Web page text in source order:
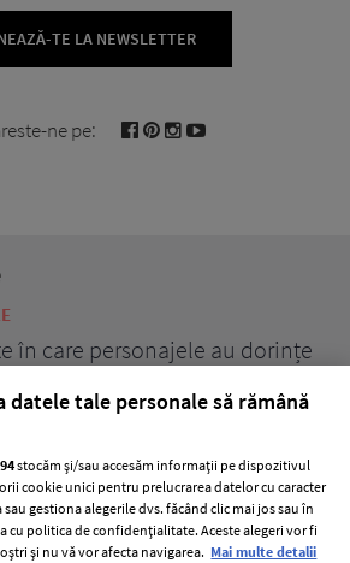
TE LA NEWSLETTER
ne pe:
în care personajele au dorințe
datele tale personale să rămână
stocăm și/sau accesăm informații pe dispozitivul
cookie unici pentru prelucrarea datelor cu caracter
gestiona alegerile dvs. făcând clic mai jos sau în
cu politica de confidențialitate. Aceste alegeri vor fi
și nu vă vor afecta navigarea. Mai multe detalii